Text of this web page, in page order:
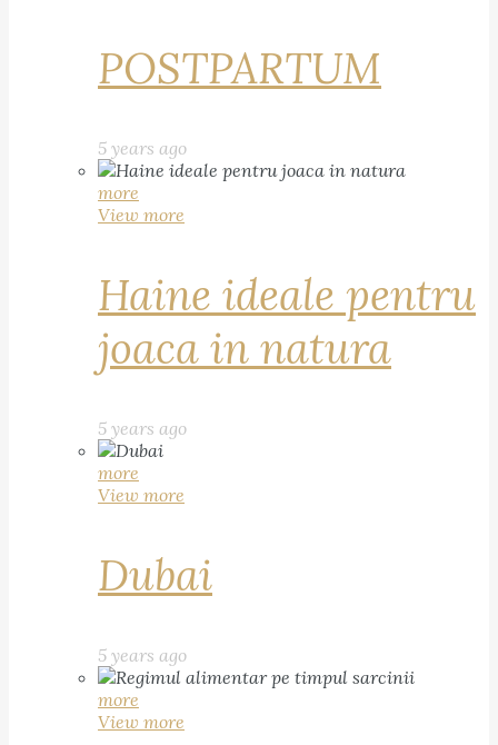
POSTPARTUM
5 years ago
more
View more
Haine ideale pentru
joaca in natura
5 years ago
more
View more
Dubai
5 years ago
more
View more